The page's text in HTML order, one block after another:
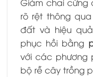
Giảm chai cứng
rõ rệt thông
đất và hiệu
phục hồi bằng
với các phương
bộ rễ cây trồng